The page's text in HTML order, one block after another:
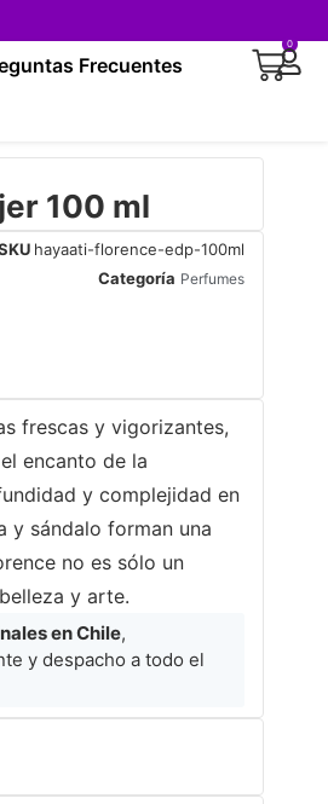
Frecuentes
0
100 ml
hayaati-florence-edp-100ml
Categoría Perfumes
frescas y vigorizantes,
encanto de la
y complejidad en
y sándalo forman una
no es sólo un
y arte.
en Chile,
y despacho a todo el